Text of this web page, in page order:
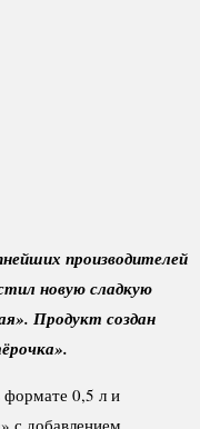
производителей
новую сладкую
Продукт создан
формате 0,5 л и
с добавлением